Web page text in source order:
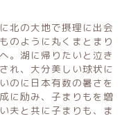
北の大地で摂理に出会
のように丸くまとまり
。湖に帰りたいと泣き
れ、大分美しい球状に
のに日本有数の暑さを
に励み、子まりもを増
夫と共に子まりも、ま